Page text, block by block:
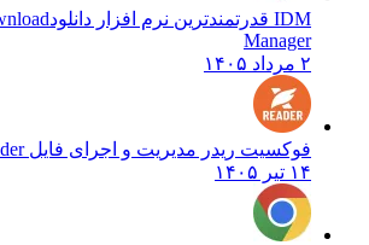
IDM قدرتمندترین نرم افزار دانلود
Manager
۲ مرداد ۱۴۰۵
فوکسیت ریدر مدیریت و اجرای فایل PDF
۱۴ تیر ۱۴۰۵